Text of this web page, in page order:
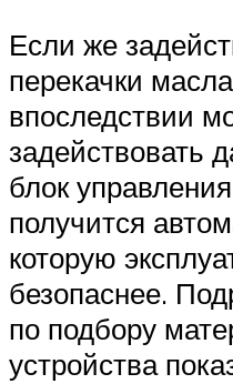
Если же
перекачки
впоследствии
задействовать
блок
получится
которую
безопаснее.
по подбору
устройства